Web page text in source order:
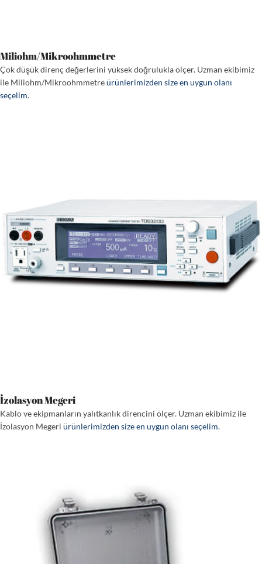
Miliohm/Mikroohmmetre
Çok düşük direnç değerlerini yüksek doğrulukla ölçer. Uzman ekibimiz
ile Miliohm/Mikroohmmetreürünlerimizden size en uygun olanı
seçelim.
İzolasyon Megeri
Kablo ve ekipmanların yalıtkanlık direncini ölçer. Uzman ekibimiz ile
İzolasyon Megeri ürünlerimizden size en uygun olanı seçelim.